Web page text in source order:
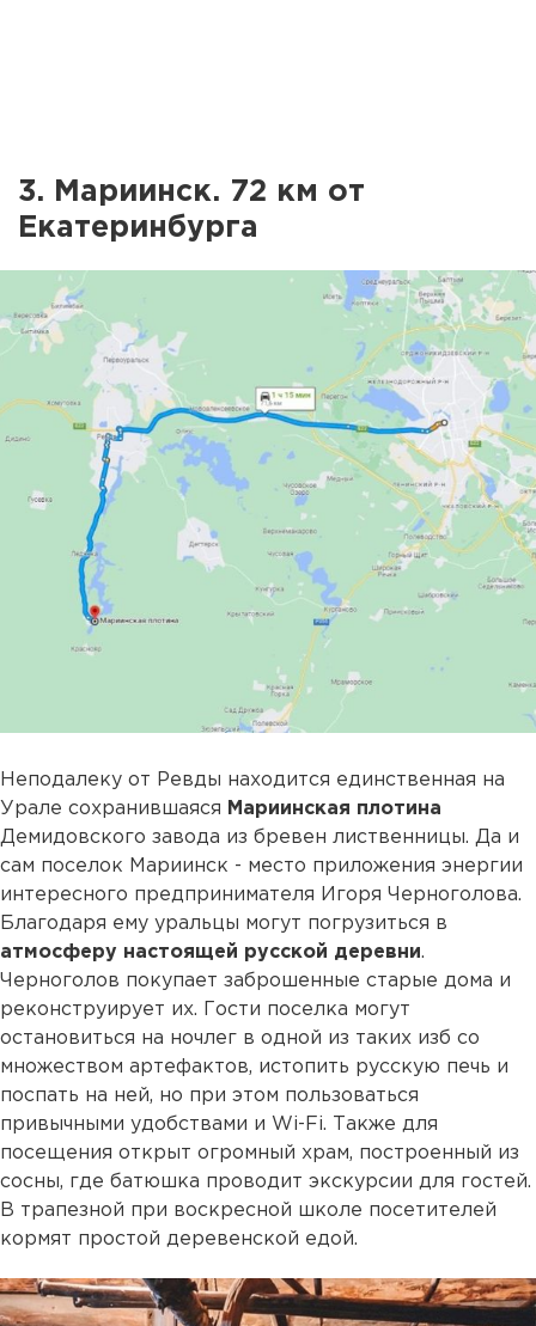
3. Мариинск. 72 км от
Екатеринбурга
Неподалеку от Ревды находится единственная на
Урале сохранившаяся Мариинская плотина
Демидовского завода из бревен лиственницы. Да и
сам поселок Мариинск - место приложения энергии
интересного предпринимателя Игоря Черноголова.
Благодаря ему уральцы могут погрузиться в
атмосферу настоящей русской деревни.
Черноголов покупает заброшенные старые дома и
реконструирует их. Гости поселка могут
остановиться на ночлег в одной из таких изб со
множеством артефактов, истопить русскую печь и
поспать на ней, но при этом пользоваться
привычными удобствами и Wi-Fi. Также для
посещения открыт огромный храм, построенный из
сосны, где батюшка проводит экскурсии для гостей.
В трапезной при воскресной школе посетителей
кормят простой деревенской едой.